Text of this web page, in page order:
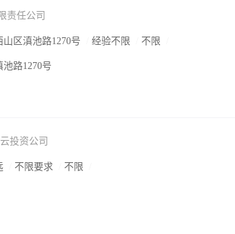
责任公司
山区滇池路1270号 经验不限 不限
路1270号
投资公司
不限要求 不限